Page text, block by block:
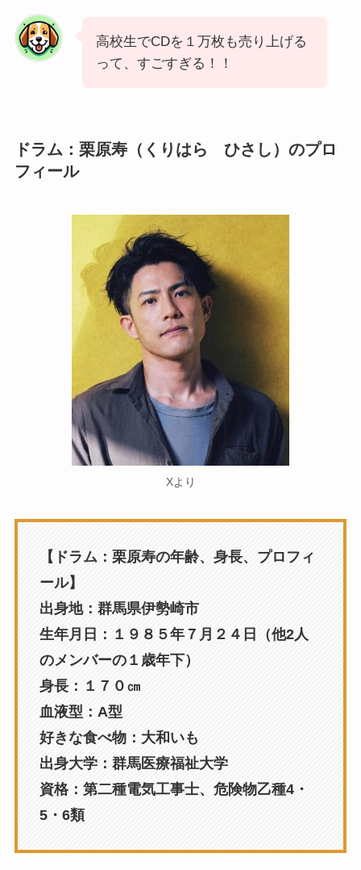
高校生でCDを１万枚も売り上げる
って、すごすぎる！！
ドラム：栗原寿（くりはら ひさし）のプロ
フィール
Xより
【ドラム：栗原寿の年齢、身長、プロフィ
ール】
出身地：群馬県伊勢崎市
生年月日：１９８５年７月２４日（他2人
のメンバーの１歳年下）
身長：１７０㎝
血液型：A型
好きな食べ物：大和いも
出身大学：群馬医療福祉大学
資格：第二種電気工事士、危険物乙種4・
5・6類